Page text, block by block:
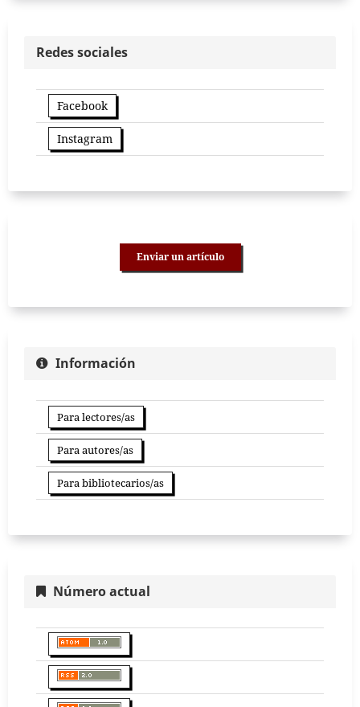
Redes sociales
Facebook
Instagram
Enviar un artículo
Información
Para lectores/as
Para autores/as
Para bibliotecarios/as
Número actual